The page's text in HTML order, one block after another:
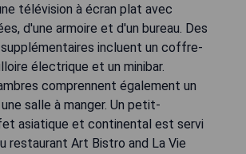
télévision à écran plat avec
d'une armoire et d'un bureau. Des
incluent un coffre-
électrique et un minibar.
comprennent également un
salle à manger. Un petit-
asiatique et continental est servi
restaurant Art Bistro and La Vie